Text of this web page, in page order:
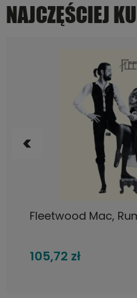
NAJCZĘŚCIEJ
Rumours LP